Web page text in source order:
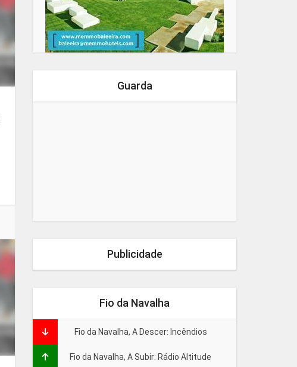
Guarda
Publicidade
Fio da Navalha
Fio da Navalha, A Descer: Incêndios
Fio da Navalha, A Subir: Rádio Altitude